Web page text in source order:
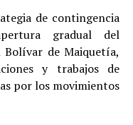
de contingencia
gradual del
de Maiquetía,
y trabajos de
por los movimientos